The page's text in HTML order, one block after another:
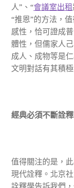
人”、“會議室出租
“推恩”的方法，
感性，恰可證成
體性，但儒家人
成人、成物等是
文明對話有其積極
經典必須不斷詮
值得關注的是，
現代詮釋。北京